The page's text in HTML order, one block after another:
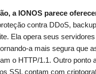
a IONOS parece
contra DDoS,
Ela opera seus
a mais segura que
o HTTP/1.1. Outro ponto
SSL contam com